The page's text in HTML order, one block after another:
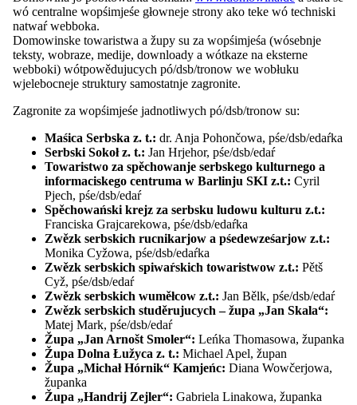
EUROPEADA
Mjazynarodny folklorny festiwal ŁUŽICA -
Wucesćenja
Pśeglěd: Wucesćenja
Myto Domowiny
Myto za góspodaŕstwo
Serbski dudak
Wó Serbach
Pśeglěd: Wó Serbach
Stawizny
Serbska rěc
Imaterielne kulturne derbstwo
Pšawniske zakłady
Serbske lipowe łopjeno
Napšašowanje Łužyski monitor
Informacije a materialije
Pśeglěd: Informacije a materialije
Adresy a resursy
Pśełožowanje
Dokumenty a medije
Publikacije
Casnikaŕstwo
Pśeglěd: Casnikaŕstwo
Casnikaŕske zdźělenki
Kontakt
wó centralne wopśimjeśe głowneje strony ako teke wó techniski
natwaŕ webboka.
Domowinske towaristwa a župy su za wopśimjeśa (wósebnje
teksty, wobraze, medije, downloady a wótkaze na eksterne
webboki) wótpowědujucych pó/dsb/tronow we wobłuku
wjelebocneje struktury samostatnje zagronite.
Zagronite za wopśimjeśe jadnotliwych pó/dsb/tronow su:
Maśica Serbska z. t.: dr. Anja Pohončowa, pśe/dsb/edaŕka
Serbski Sokoł z. t.: Jan Hrjehor, pśe/dsb/edaŕ
Towaristwo za spěchowanje serbskego kulturnego a
informaciskego centruma w Barlinju SKI z.t.: Cyril
Pjech, pśe/dsb/edaŕ
Spěchowański krejz za serbsku ludowu kulturu z.t.:
Franciska Grajcarekowa, pśe/dsb/edaŕka
Zwězk serbskich rucnikarjow a pśedewześarjow z.t.:
Monika Cyžowa, pśe/dsb/edaŕka
Zwězk serbskich spiwaŕskich towaristwow z.t.: Pětš
Cyž, pśe/dsb/edaŕ
Zwězk serbskich wuměłcow z.t.: Jan Bělk, pśe/dsb/edaŕ
Zwězk serbskich studěrujucych – župa „Jan Skala“:
Matej Mark, pśe/dsb/edaŕ
Župa „Jan Arnošt Smoler“: Leńka Thomasowa, županka
Župa Dolna Łužyca z. t.: Michael Apel, župan
Župa „Michał Hórnik“ Kamjeńc: Diana Wowčerjowa,
županka
Župa „Handrij Zejler“: Gabriela Linakowa, županka